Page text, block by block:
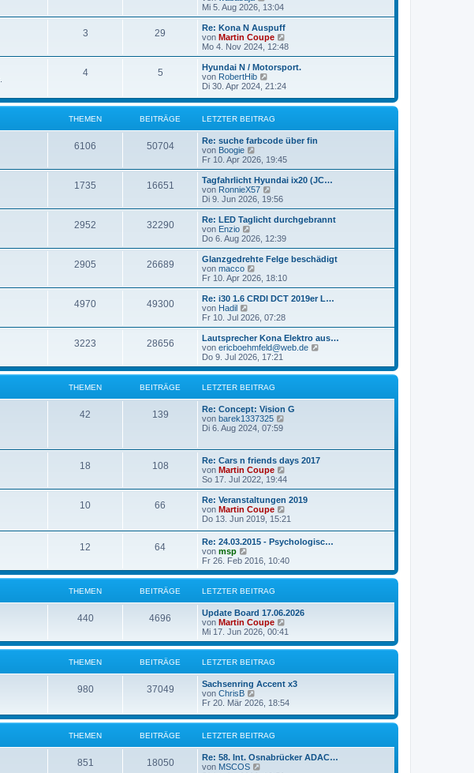
e
i
r
a
g
e
i
r
g
e
u
e
s
t
r
B
e
i
t
r
a
g
Mi 5. Aug 2026, 13:04
3 29
Re: Kona N Auspuff
von Martin Coupe
e
u
e
r
i
t
a
g
Mo 4. Nov 2024, 12:48
4 5
Hyundai N / Motorsport.
von RobertHib
e
e
t
e
r
e
i
t
r
a
g
Di 30. Apr 2024, 21:24
THEMEN BEITRÄGE LETZTER BEITRAG
6106 50704
Re: suche farbcode über fin
von Boogie
e
u
e
s
t
e
r
B
e
i
r
g
Fr 10. Apr 2026, 19:45
1735 16651
Tagfahrlicht Hyundai ix20 (JC…
von RonnieX57
e
u
e
t
B
e
i
r
g
Di 9. Jun 2026, 19:56
2952 32290
Re: LED Taglicht durchgebrannt
von Enzio
e
u
e
s
t
r
B
e
i
r
a
g
Do 6. Aug 2026, 12:39
2905 26689
Glanzgedrehte Felge beschädigt
von macco
e
u
e
t
e
B
e
i
t
a
g
Fr 10. Apr 2026, 18:10
4970 49300
Re: i30 1.6 CRDI DCT 2019er L…
von Hadil
e
u
e
s
t
r
B
e
i
t
r
a
Fr 10. Jul 2026, 07:28
3223 28656
Lautsprecher Kona Elektro aus…
von ericboehmfeld@web.de
u
e
t
r
Do 9. Jul 2026, 17:21
THEMEN BEITRÄGE LETZTER BEITRAG
42 139
Re: Concept: Vision G
von barek1337325
t
e
r
B
e
t
r
a
Di 6. Aug 2024, 07:59
18 108
Re: Cars n friends days 2017
von Martin Coupe
e
u
e
t
r
B
i
t
r
g
So 17. Jul 2022, 19:44
10 66
Re: Veranstaltungen 2019
von Martin Coupe
e
e
s
t
e
r
i
t
a
g
Do 13. Jun 2019, 15:21
12 64
Re: 24.03.2015 - Psychologisc…
von msp
e
u
e
s
r
B
e
i
r
a
g
Fr 26. Feb 2016, 10:40
THEMEN BEITRÄGE LETZTER BEITRAG
440 4696
Update Board 17.06.2026
von Martin Coupe
e
u
e
r
e
i
t
g
Mi 17. Jun 2026, 00:41
THEMEN BEITRÄGE LETZTER BEITRAG
980 37049
Sachsenring Accent x3
von ChrisB
e
e
t
e
r
B
Fr 20. Mär 2026, 18:54
THEMEN BEITRÄGE LETZTER BEITRAG
851 18050
Re: 58. Int. Osnabrücker ADAC…
von MSCOS